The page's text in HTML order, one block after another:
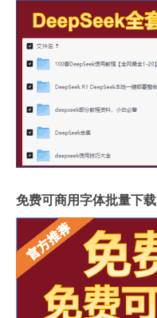
免费可商用字体批量下载